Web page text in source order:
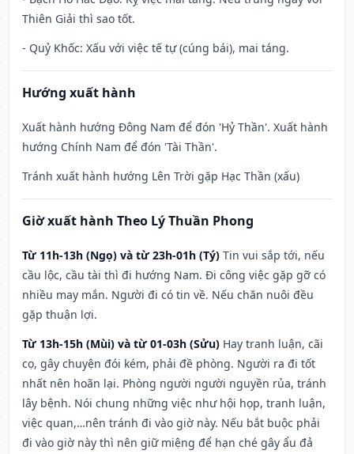
Thiên Giải thì sao tốt.
- Quỷ Khốc: Xấu với việc tế tự (cúng bái), mai táng.
Hướng xuất hành
Xuất hành hướng Đông Nam để đón 'Hỷ Thần'. Xuất hành
hướng Chính Nam để đón 'Tài Thần'.
Tránh xuất hành hướng Lên Trời gặp Hạc Thần (xấu)
Giờ xuất hành Theo Lý Thuần Phong
Từ 11h-13h (Ngọ) và từ 23h-01h (Tý) Tin vui sắp tới, nếu
cầu lộc, cầu tài thì đi hướng Nam. Đi công việc gặp gỡ có
nhiều may mắn. Người đi có tin về. Nếu chăn nuôi đều
gặp thuận lợi.
Từ 13h-15h (Mùi) và từ 01-03h (Sửu) Hay tranh luận, cãi
cọ, gây chuyện đói kém, phải đề phòng. Người ra đi tốt
nhất nên hoãn lại. Phòng người người nguyền rủa, tránh
lây bệnh. Nói chung những việc như hội họp, tranh luận,
việc quan,…nên tránh đi vào giờ này. Nếu bắt buộc phải
đi vào giờ này thì nên giữ miệng để hạn ché gây ẩu đả